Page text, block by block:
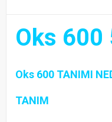
Oks 600
Oks 600 TANIMI
TANIM